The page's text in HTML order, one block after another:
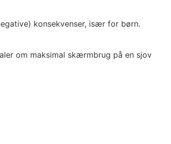
konsekvenser, især for børn.
om maksimal skærmbrug på en sjov